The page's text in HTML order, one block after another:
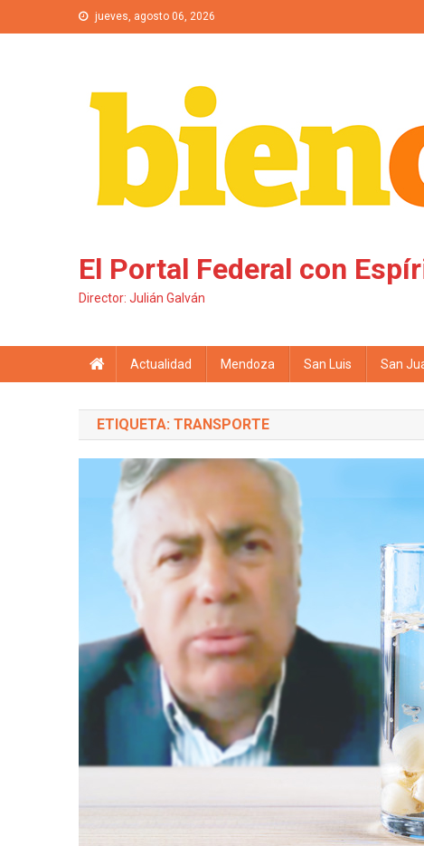
Saltar al contenidojueves, agosto 06, 2026
El Portal Federal con
Director: Julián Galván
Actualidad Mendoza San Luis San
ETIQUETA: TRANSPORTE